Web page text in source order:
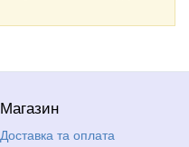
Магазин
Доставка та оплата